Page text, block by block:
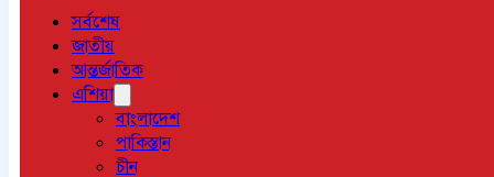
সর্বশেষ
জাতীয়
আন্তর্জাতিক
এশিয়া
বাংলাদেশ
পাকিস্তান
চীন